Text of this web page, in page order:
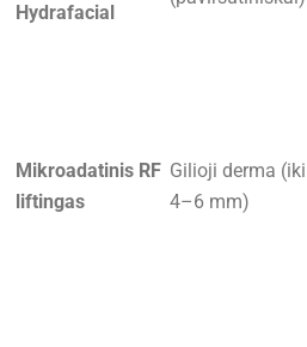
Hydrafacial
Mikroadatinis RF
liftingas
Gilioji derma (iki
4–6 mm)